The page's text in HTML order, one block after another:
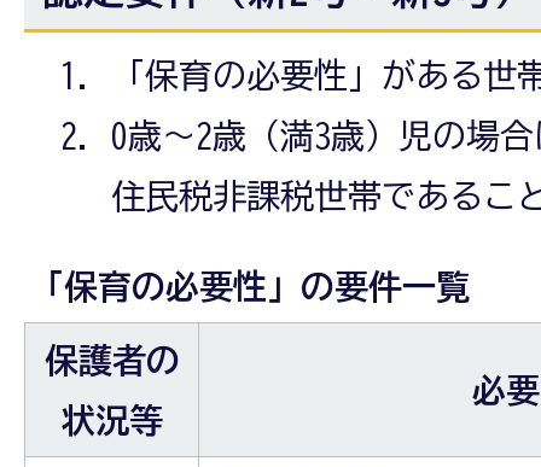
「保育の必要性」がある世
0歳～2歳（満3歳）児の場
住民税非課税世帯であるこ
「保育の必要性」の要件一覧
保護者の
状況等
必